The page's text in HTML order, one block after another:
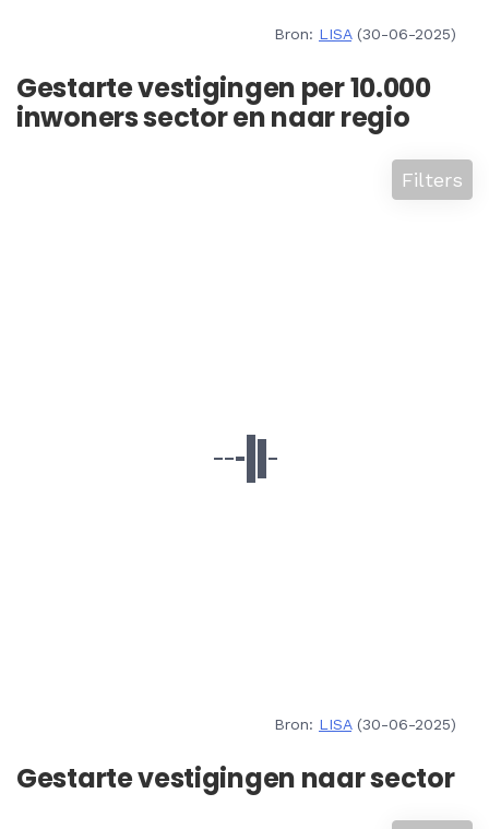
Bron: LISA(30-06-2025)
Gestarte vestigingen per 10.000
inwoners sector en naar regio
Filters
Bron: LISA(30-06-2025)
Gestarte vestigingen naar sector